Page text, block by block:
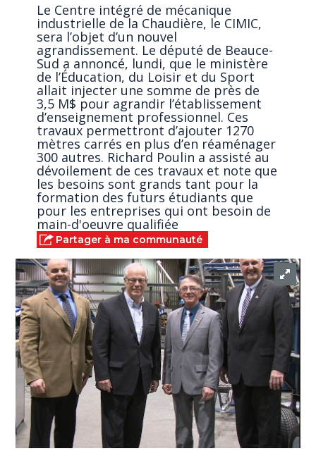
Le Centre intégré de mécanique
industrielle de la Chaudière, le CIMIC,
sera l’objet d’un nouvel
agrandissement. Le député de Beauce-
Sud a annoncé, lundi, que le ministère
de l’Éducation, du Loisir et du Sport
allait injecter une somme de près de
3,5 M$ pour agrandir l’établissement
d’enseignement professionnel. Ces
travaux permettront d’ajouter 1270
mètres carrés en plus d’en réaménager
300 autres. Richard Poulin a assisté au
dévoilement de ces travaux et note que
les besoins sont grands tant pour la
formation des futurs étudiants que
pour les entreprises qui ont besoin de
main-d'oeuvre qualifiée
Partager à ma communauté